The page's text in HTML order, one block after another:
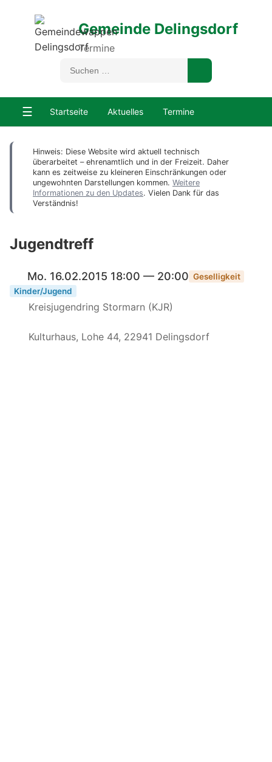
Gemeinde Delingsdorf
Termine
☰ Startseite Aktuelles Termine
Hinweis: Diese Website wird aktuell technisch
überarbeitet – ehrenamtlich und in der Freizeit. Daher
kann es zeitweise zu kleineren Einschränkungen oder
ungewohnten Darstellungen kommen. Weitere
Informationen zu den Updates. Vielen Dank für das
Verständnis!
Jugendtreff
Mo. 16.02.2015 18:00 — 20:00 Geselligkeit
Kinder/Jugend
Kreisjugendring Stormarn (KJR)
Kulturhaus, Lohe 44, 22941 Delingsdorf